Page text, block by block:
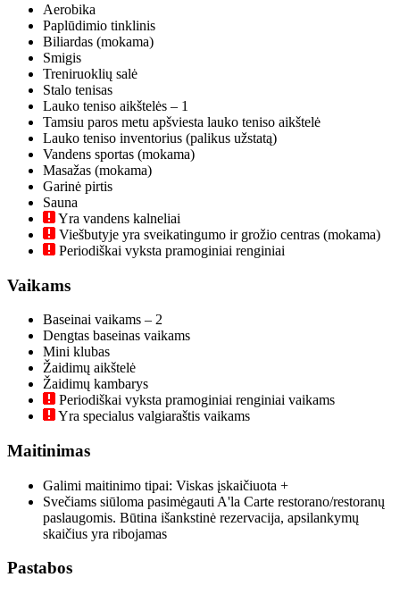
Aerobika
Paplūdimio tinklinis
Biliardas (mokama)
Smigis
Treniruoklių salė
Stalo tenisas
Lauko teniso aikštelės – 1
Tamsiu paros metu apšviesta lauko teniso aikštelė
Lauko teniso inventorius (palikus užstatą)
Vandens sportas (mokama)
Masažas (mokama)
Garinė pirtis
Sauna
Yra vandens kalneliai
Viešbutyje yra sveikatingumo ir grožio centras (mokama)
Periodiškai vyksta pramoginiai renginiai
Vaikams
Baseinai vaikams – 2
Dengtas baseinas vaikams
Mini klubas
Žaidimų aikštelė
Žaidimų kambarys
Periodiškai vyksta pramoginiai renginiai vaikams
Yra specialus valgiaraštis vaikams
Maitinimas
Galimi maitinimo tipai: Viskas įskaičiuota +
Svečiams siūloma pasimėgauti A'la Carte restorano/restoranų
paslaugomis. Būtina išankstinė rezervacija, apsilankymų
skaičius yra ribojamas
Pastabos